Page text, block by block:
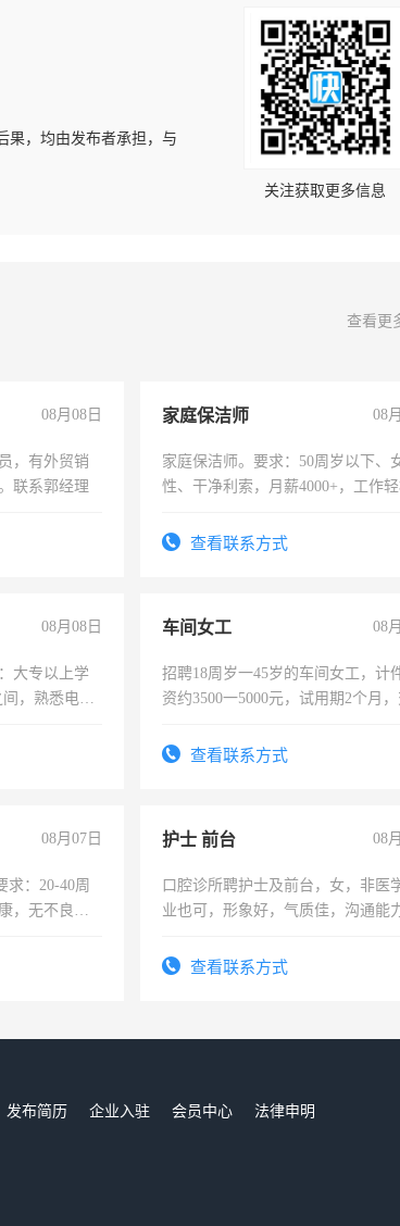
果，均由发布者承担，与
关注获取更多信息
查看更
08月08日
，有外贸销
联系郭经理
家庭保洁师 08
家庭保洁师。要求：50周岁以下、
性、干净利索，月薪4000+，工作
太太等。查看联系方式
08月08日
大专以上学
，熟悉电脑
五险，
车间女工 08
招聘18周岁一45岁的车间女工，计
资约3500一5000元，试用期2个月
查看联系方式
08月07日
求：20-40周
，无不良嗜
班倒，每月
护士 前台 08
口腔诊所聘护士及前台，女，非医
业也可，形象好，气质佳，沟通能
查看联系方式
发布简历 企业入驻 会员中心
法律申明